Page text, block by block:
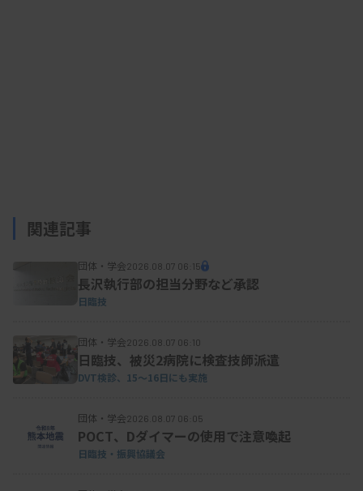
関連記事
団体・学会2026.08.07 06:15
長沢執行部の担当分野など承認
日臨技
団体・学会2026.08.07 06:10
日臨技、被災2病院に検査技師派遣
DVT検診、15～16日にも実施
団体・学会2026.08.07 06:05
POCT、Dダイマーの使用で注意喚起
日臨技・振興協議会